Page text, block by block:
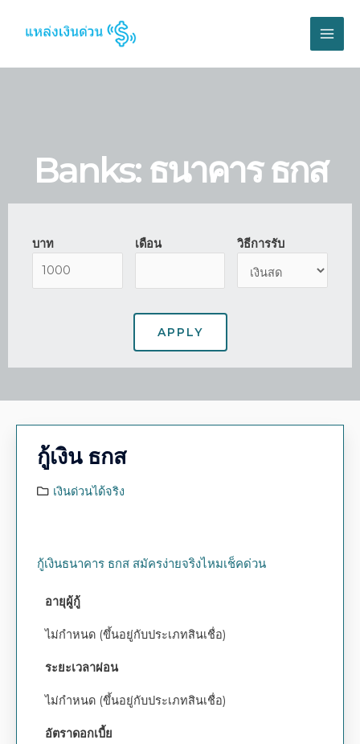
Banks: ธนาคาร ธกส
บาท เดือน วิธีการรับ
APPLY
กู้เงิน ธกส
เงินด่วนได้จริง
กู้เงินธนาคาร ธกส สมัครง่ายจริงไหมเช็คด่วน
อายุผู้กู้
ไม่กำหนด (ขึ้นอยู่กับประเภทสินเชื่อ)
ระยะเวลาผ่อน
ไม่กำหนด (ขึ้นอยู่กับประเภทสินเชื่อ)
อัตราดอกเบี้ย